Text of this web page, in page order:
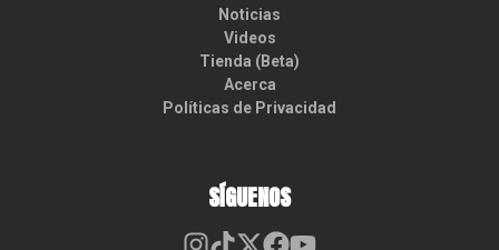
Noticias
Videos
Tienda (Beta)
Acerca
Políticas de Privacidad
SÍGUENOS